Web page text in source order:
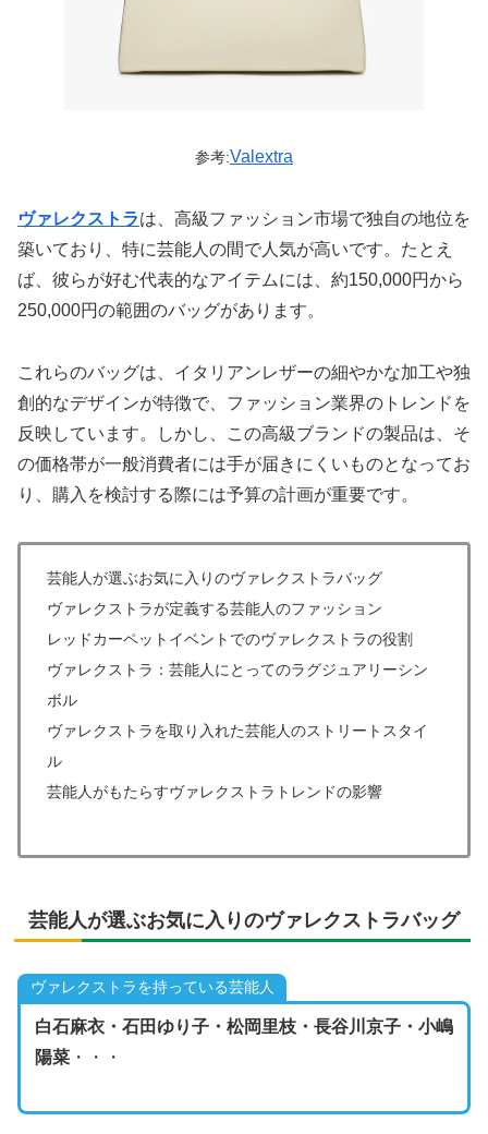
参考:Valextra
ヴァレクストラは、高級ファッション市場で独自の地位を
築いており、特に芸能人の間で人気が高いです。たとえ
ば、彼らが好む代表的なアイテムには、約150,000円から
250,000円の範囲のバッグがあります。
これらのバッグは、イタリアンレザーの細やかな加工や独
創的なデザインが特徴で、ファッション業界のトレンドを
反映しています。しかし、この高級ブランドの製品は、そ
の価格帯が一般消費者には手が届きにくいものとなってお
り、購入を検討する際には予算の計画が重要です。
芸能人が選ぶお気に入りのヴァレクストラバッグ
ヴァレクストラが定義する芸能人のファッション
レッドカーペットイベントでのヴァレクストラの役割
ヴァレクストラ：芸能人にとってのラグジュアリーシン
ボル
ヴァレクストラを取り入れた芸能人のストリートスタイ
ル
芸能人がもたらすヴァレクストラトレンドの影響
芸能人が選ぶお気に入りのヴァレクストラバッグ
ヴァレクストラを持っている芸能人
白石麻衣・石田ゆり子・松岡里枝・長谷川京子・小嶋
陽菜・・・